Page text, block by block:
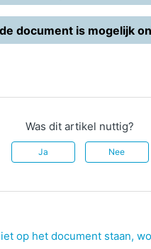
document is mogelijk
Was dit artikel nuttig?
Ja Nee
op het document staan,